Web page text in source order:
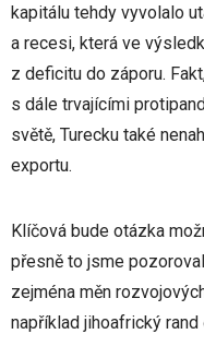
kapitálu tehdy vyvolalo
a recesi, která ve
z deficitu do záporu.
s dále trvajícími
světě, Turecku také
exportu.
Klíčová bude otázka
přesně to jsme
zejména měn
například jihoafrický